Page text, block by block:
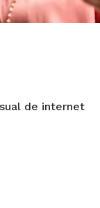
de internet